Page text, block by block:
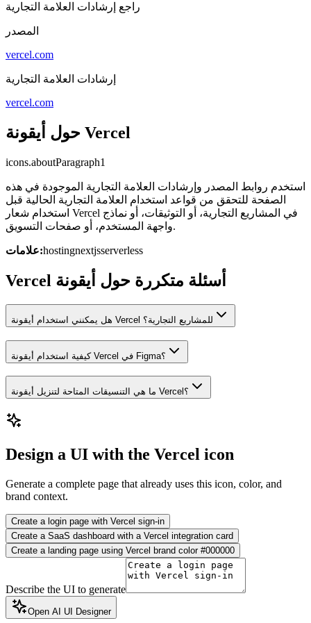
راجع إرشادات العلامة التجارية
المصدر
vercel.com
إرشادات العلامة التجارية
vercel.com
حول أيقونة Vercel
icons.aboutParagraph1
استخدم روابط المصدر وإرشادات العلامة التجارية الموجودة في هذه
الصفحة للتحقق من قواعد استخدام العلامة التجارية الحالية قبل
استخدام شعار Vercel في المشاريع التجارية، أو التوثيقات، أو نماذج
واجهة المستخدم، أو صفحات التسويق.
علامات:hostingnextjsserverless
Vercel أسئلة متكررة حول أيقونة
هل يمكنني استخدام أيقونة Vercel للمشاريع التجارية؟
كيفية استخدام أيقونة Vercel في Figma؟
ما هي التنسيقات المتاحة لتنزيل أيقونة Vercel؟
Design a UI with the Vercel icon
Generate a complete page that already uses this icon, color, and
brand context.
Create a login page with Vercel sign-in
Create a SaaS dashboard with a Vercel integration card
Create a landing page using Vercel brand color #000000
Describe the UI to generate
Open AI UI Designer